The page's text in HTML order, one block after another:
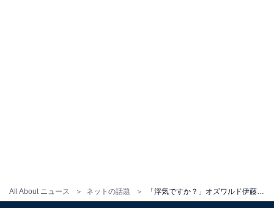
All About ニュース ネットの話題